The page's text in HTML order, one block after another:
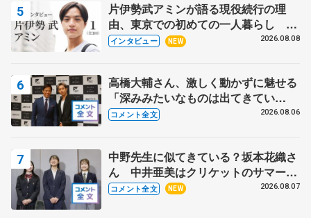
片伊勢武アミンが語る現役続行の理
由、東京での初めての一人暮らし 注
目スケーターの「今」に迫る
インタビュー NEW 2026.08.08
高橋大輔さん、激しく動かずに魅せる
「深みみたいなものは出てきてい
る？」 〝兄さん〟と慕うレジェンド
コメント全文 2026.08.06
中野先生に似てきている？坂本花織さ
ん 中井亜美はクリケットのサマーキ
ャンプに 島田麻央はたくさん試合に
コメント全文 NEW 2026.08.07